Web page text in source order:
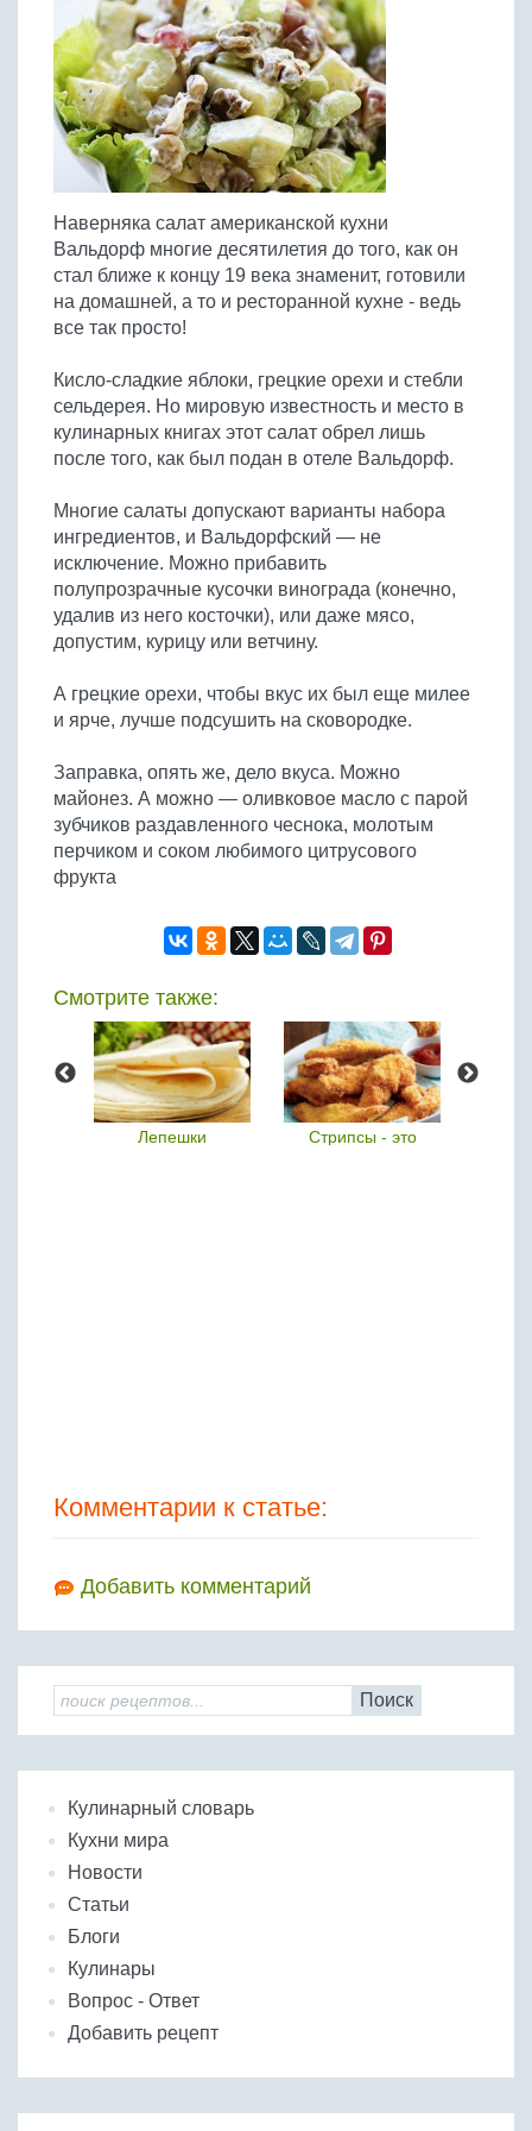
Из яиц и другие
Холодные супы
Супы-пюре
Молочные супы
Сладкие супы
Отварное мясо
Запеченное мясо
Тушеное мясо
Из мясного фарша
Из субпродуктов
Жареная рыба
Отварная и паровая
Запеченная рыба
Тушеная рыба
Из рыбного фарша
Морепродукты
Суши и роллы
Вся птица
Жареная птица
Отварная птица
Запеченная птица
Тушеная птица
Из фарша птицы
Из субпродуктов птицы
Овощи
Все овощи
Жареные овощи
Отварные овощи
Запеченные овощи
Выпечка
Вся выпечка
Торты и пирожные
Пироги и пирожки
Кексы и маффины
Печенье и булочки
Блины и оладьи
Пиццы
Кремы
Соусы
Все соусы
Соусы к мясу
Соусы к рыбе
Соусы к овощам
Все напитки
Алкогольные напитки
Безалкогольные напитки
Заготовки
Все заготовки
Ягоды и фрукты
Овощи
Грибы
Другие заготовки
Десерты
Десерты
Молочные продукты
Пельмени, вареники
Макароны
Грибы
Бобовые
Яйца
Крупы
Наверняка салат американской кухни
Вальдорф многие десятилетия до того, как он
стал ближе к концу 19 века знаменит, готовили
на домашней, а то и ресторанной кухне - ведь
все так просто!
Кисло-сладкие яблоки, грецкие орехи и стебли
сельдерея. Но мировую известность и место в
кулинарных книгах этот салат обрел лишь
после того, как был подан в отеле Вальдорф.
Многие салаты допускают варианты набора
ингредиентов, и Вальдорфский — не
исключение. Можно прибавить
полупрозрачные кусочки винограда (конечно,
удалив из него косточки), или даже мясо,
допустим, курицу или ветчину.
А грецкие орехи, чтобы вкус их был еще милее
и ярче, лучше подсушить на сковородке.
Заправка, опять же, дело вкуса. Можно
майонез. А можно — оливковое масло с парой
зубчиков раздавленного чеснока, молотым
перчиком и соком любимого цитрусового
фрукта
Смотрите также:
Лепешки Стрипсы - это
Комментарии к статье:
Добавить комментарий
Поиск
Кулинарный словарь
Кухни мира
Новости
Статьи
Блоги
Кулинары
Вопрос - Ответ
Добавить рецепт